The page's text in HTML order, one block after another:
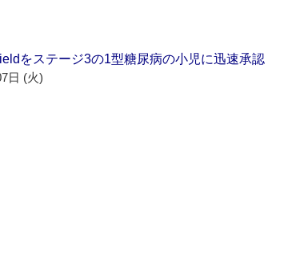
をステージ3の1型糖尿病の小児に迅速承認
日 (火)